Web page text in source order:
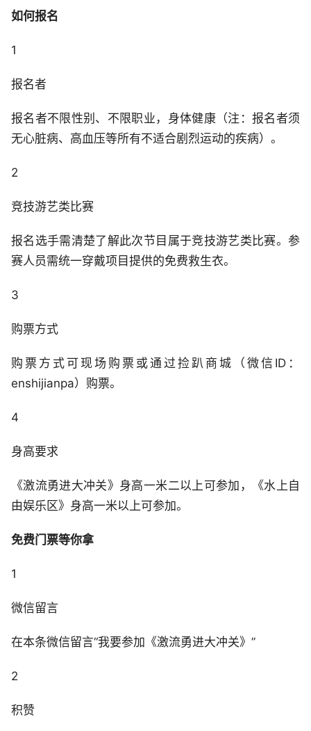
如何报名
1
报名者
报名者不限性别、不限职业，身体健康（注：报名者须
无心脏病、高血压等所有不适合剧烈运动的疾病）。
2
竞技游艺类比赛
报名选手需清楚了解此次节目属于竞技游艺类比赛。参
赛人员需统一穿戴项目提供的免费救生衣。
3
购票方式
购票方式可现场购票或通过捡趴商城（微信ID：
enshijianpa）购票。
4
身高要求
《激流勇进大冲关》身高一米二以上可参加，《水上自
由娱乐区》身高一米以上可参加。
免费门票等你拿
1
微信留言
在本条微信留言“我要参加《激流勇进大冲关》”
2
积赞